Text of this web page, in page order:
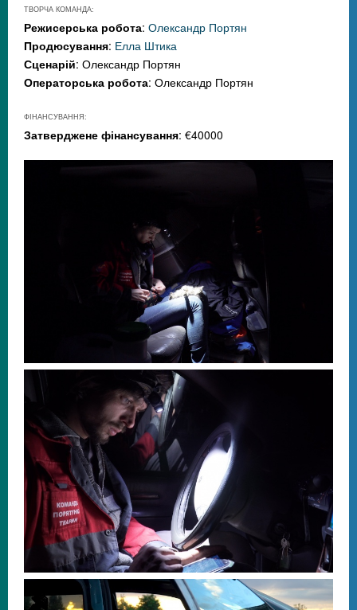
ТВОРЧА КОМАНДА:
Режисерська робота: Олександр Портян
Продюсування: Елла Штика
Сценарій: Олександр Портян
Операторська робота: Олександр Портян
ФІНАНСУВАННЯ:
Затверджене фінансування: €40000